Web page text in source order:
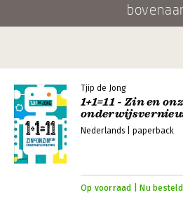
Tjip de Jong
1+1=11 - Zin en
Nederlands | paperback
Op voorraad | Nu